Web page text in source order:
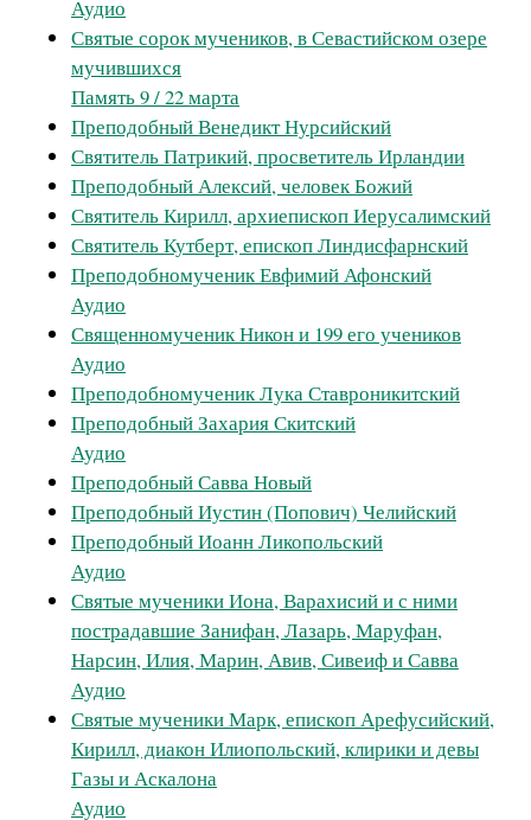
Аудио
Святые сорок мучеников, в Севастийском озере
мучившихся
Память 9 / 22 марта
Преподобный Венедикт Нурсийский
Святитель Патрикий, просветитель Ирландии
Преподобный Алексий, человек Божий
Святитель Кирилл, архиепископ Иерусалимский
Святитель Кутберт, епископ Линдисфарнский
Преподобномученик Евфимий Афонский
Аудио
Священномученик Никон и 199 его учеников
Аудио
Преподобномученик Лука Ставроникитский
Преподобный Захария Скитский
Аудио
Преподобный Савва Новый
Преподобный Иустин (Попович) Челийский
Преподобный Иоанн Ликопольский
Аудио
Святые мученики Иона, Варахисий и с ними
пострадавшие Занифан, Лазарь, Маруфан,
Нарсин, Илия, Марин, Авив, Сивеиф и Савва
Аудио
Святые мученики Марк, епископ Арефусийский,
Кирилл, диакон Илиопольский, клирики и девы
Газы и Аскалона
Аудио